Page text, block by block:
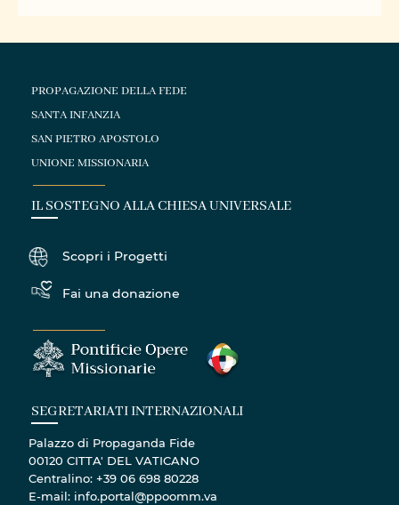
PROPAGAZIONE DELLA FEDE
SANTA INFANZIA
SAN PIETRO APOSTOLO
UNIONE MISSIONARIA
IL SOSTEGNO ALLA CHIESA UNIVERSALE
Scopri i Progetti
Fai una donazione
SEGRETARIATI INTERNAZIONALI
Palazzo di Propaganda Fide
00120 CITTA' DEL VATICANO
Centralino: +39 06 698 80228
E-mail: info.portal@ppoomm.va